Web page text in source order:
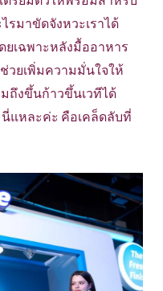
มาขัดจังหวะเราได้
ยเฉพาะหลังมื้ออาหาร
วยเพิ่มความมั่นใจให้
ถึงขึ้นก้าวขึ้นเวทีได้
นี่แหละค่ะ คือเคล็ดลับที่